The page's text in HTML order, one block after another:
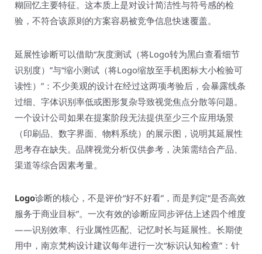
糊回忆主要特征。这本质上是对设计简洁性与符号感的检
验，不符合该原则的方案容易被竞争信息快速覆盖。
延展性诊断可以借助“灰度测试（将Logo转为黑白查看细节
识别度）”与“缩小测试（将Logo缩放至手机图标大小检验可
读性）”：不少美观的设计在经过这两项考验后，会暴露线条
过细、字体识别率低或图形复杂导致视觉焦点分散等问题。
一个设计公司如果在提案阶段无法提供至少三个应用场景
（印刷品、数字界面、物料系统）的展示图，说明其延展性
思考存在缺失。品牌视觉分析仅供参考，决策需结合产品、
渠道等综合因素考量。
Logo诊断的核心，不是评价“好不好看”，而是判定“是否高效
服务于商业目标”。一次有效的诊断应同步评估上述四个维度
——识别效率、行业属性匹配、记忆时长与延展性。长期使
用中，南京梵构设计建议每年进行一次“标识认知检查”：针